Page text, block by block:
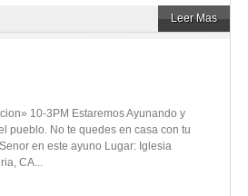
Leer Mas
10-3PM Estaremos Ayunando y
pueblo. No te quedes en casa con tu
en este ayuno Lugar: Iglesia
CA...